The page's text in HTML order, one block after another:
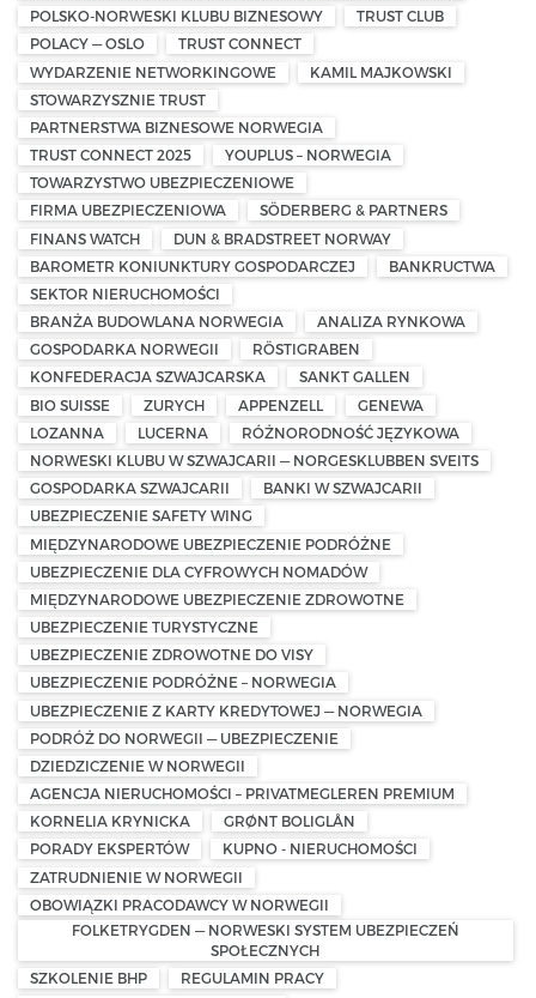
POLSKO-NORWESKI KLUBU BIZNESOWY
TRUST CLUB
POLACY — OSLO
TRUST CONNECT
WYDARZENIE NETWORKINGOWE
KAMIL MAJKOWSKI
STOWARZYSZNIE TRUST
PARTNERSTWA BIZNESOWE NORWEGIA
TRUST CONNECT 2025
YOUPLUS – NORWEGIA
TOWARZYSTWO UBEZPIECZENIOWE
FIRMA UBEZPIECZENIOWA
SÖDERBERG & PARTNERS
FINANS WATCH
DUN & BRADSTREET NORWAY
BAROMETR KONIUNKTURY GOSPODARCZEJ
BANKRUCTWA
SEKTOR NIERUCHOMOŚCI
BRANŻA BUDOWLANA NORWEGIA
ANALIZA RYNKOWA
GOSPODARKA NORWEGII
RÖSTIGRABEN
KONFEDERACJA SZWAJCARSKA
SANKT GALLEN
BIO SUISSE
ZURYCH APPENZELL
GENEWA
LOZANNA
LUCERNA
RÓŻNORODNOŚĆ JĘZYKOWA
NORWESKI KLUBU W SZWAJCARII — NORGESKLUBBEN SVEITS
GOSPODARKA SZWAJCARII
BANKI W SZWAJCARII
UBEZPIECZENIE SAFETY WING
MIĘDZYNARODOWE UBEZPIECZENIE PODRÓŻNE
UBEZPIECZENIE DLA CYFROWYCH NOMADÓW
MIĘDZYNARODOWE UBEZPIECZENIE ZDROWOTNE
UBEZPIECZENIE TURYSTYCZNE
UBEZPIECZENIE ZDROWOTNE DO VISY
UBEZPIECZENIE PODRÓŻNE – NORWEGIA
UBEZPIECZENIE Z KARTY KREDYTOWEJ — NORWEGIA
PODRÓŻ DO NORWEGII — UBEZPIECZENIE
DZIEDZICZENIE W NORWEGII
AGENCJA NIERUCHOMOŚCI – PRIVATMEGLEREN PREMIUM
KORNELIA KRYNICKA
GRØNT BOLIGLÅN
PORADY EKSPERTÓW
KUPNO - NIERUCHOMOŚCI
ZATRUDNIENIE W NORWEGII
OBOWIĄZKI PRACODAWCY W NORWEGII
FOLKETRYGDEN — NORWESKI SYSTEM UBEZPIECZEŃ
SPOŁECZNYCH
SZKOLENIE BHP
REGULAMIN PRACY